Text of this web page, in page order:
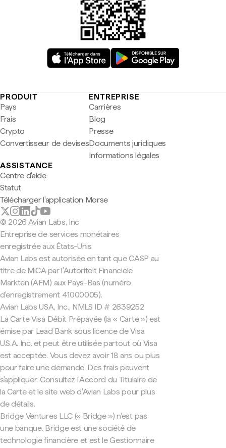
PRODUIT
Pays
Frais
Crypto
Convertisseur de devises
ENTREPRISE
Carrières
Blog
Presse
Documents juridiques
Informations légales
ASSISTANCE
Centre d'aide
Statut
Télécharger l'application Morse
© 2026 Avian Labs, Inc
Entreprise de services monétaires
enregistrée aux États-Unis
Avian Labs est autorisée en tant que CASP au
titre de MiCA par l'Autoriteit Financiële
Markten (AFM) aux Pays-Bas (numéro
d'enregistrement 41000005).
Avian Labs USA, Inc., NMLS ID # 2639252
La Carte Visa Débit Prépayée (la « Carte ») est
émise par Lead Bank sous licence de Visa
U.S.A. Inc. et peut être utilisée partout où Visa
est acceptée. Vous devez avoir 18 ans ou plus
pour faire une demande. Des frais peuvent
s'appliquer. Consultez l'Accord du Titulaire de
la Carte et le site web d'Avian Labs pour plus
de détails.
Bridge Ventures LLC (« Bridge ») n'est pas
une banque. Bridge est une société de
technologie financière et est le Gestionnaire